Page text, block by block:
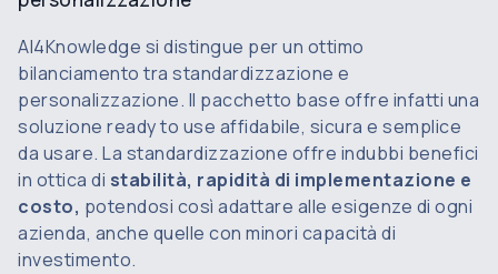
AI4Knowledge si distingue per un ottimo
bilanciamento tra standardizzazione e
personalizzazione. Il pacchetto base offre infatti una
soluzione ready to use affidabile, sicura e semplice
da usare. La standardizzazione offre indubbi benefici
in ottica di stabilità, rapidità di implementazione e
costo, potendosi così adattare alle esigenze di ogni
azienda, anche quelle con minori capacità di
investimento.